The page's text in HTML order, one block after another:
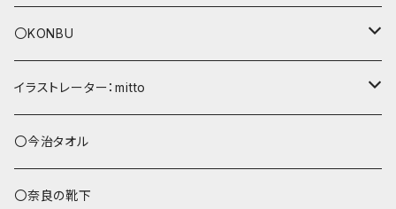
〇KONBU
ショルダーバッグ
あずまバッグ
トートバッグ（L）
イラストレーター：mitto
シマエナガ
ハシビロコウ
〇今治タオル
〇奈良の靴下